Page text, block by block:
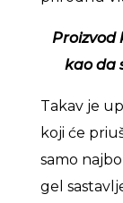
Proizvod
kao da
Takav je
koji će
samo
gel